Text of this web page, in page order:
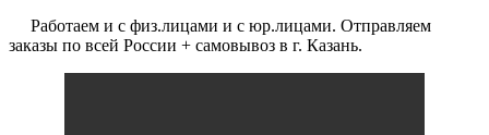
Работаем и с физ.лицами и с юр.лицами. Отправляем
заказы по всей России + самовывоз в г. Казань.